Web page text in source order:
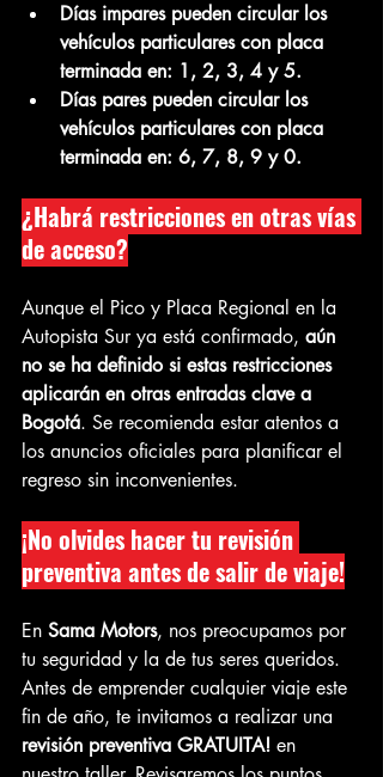
Días impares pueden circular los
vehículos particulares con placa
terminada en: 1, 2, 3, 4 y 5.
Días pares pueden circular los
vehículos particulares con placa
terminada en: 6, 7, 8, 9 y 0.
¿Habrá restricciones en otras vías
de acceso?
Aunque el Pico y Placa Regional en la
Autopista Sur ya está confirmado, aún
no se ha definido si estas restricciones
aplicarán en otras entradas clave a
Bogotá. Se recomienda estar atentos a
los anuncios oficiales para planificar el
regreso sin inconvenientes.
¡No olvides hacer tu revisión
preventiva antes de salir de viaje!
En Sama Motors, nos preocupamos por
tu seguridad y la de tus seres queridos.
Antes de emprender cualquier viaje este
fin de año, te invitamos a realizar una
revisión preventiva GRATUITA! en